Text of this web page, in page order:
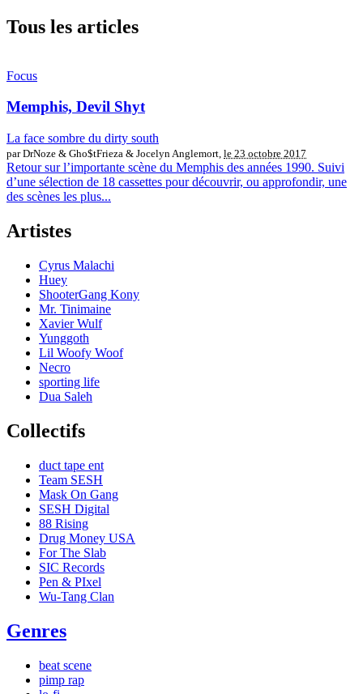
Tous les articles
Focus
Memphis, Devil Shyt
La face sombre du dirty south
par DrNoze & Gho$tFrieza & Jocelyn Anglemort, le 23 octobre 2017
Retour sur l’importante scène du Memphis des années 1990. Suivi
d’une sélection de 18 cassettes pour découvrir, ou approfondir, une
des scènes les plus...
Artistes
Cyrus Malachi
Huey
ShooterGang Kony
Mr. Tinimaine
Xavier Wulf
Yunggoth
Lil Woofy Woof
Necro
sporting life
Dua Saleh
Collectifs
duct tape ent
Team SESH
Mask On Gang
SESH Digital
88 Rising
Drug Money USA
For The Slab
SIC Records
Pen & PIxel
Wu-Tang Clan
Genres
beat scene
pimp rap